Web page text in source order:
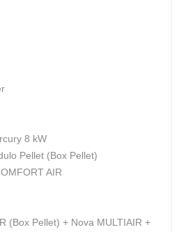
8 kW
Pellet (Box Pellet)
AIR
(Box Pellet) + Nova MULTIAIR +